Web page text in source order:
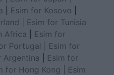
Esim for Kosovo
Esim for Tunisia
Africa
Esim for
Portugal
Esim for
Argentina
Esim for
for Hong Kong
Esim